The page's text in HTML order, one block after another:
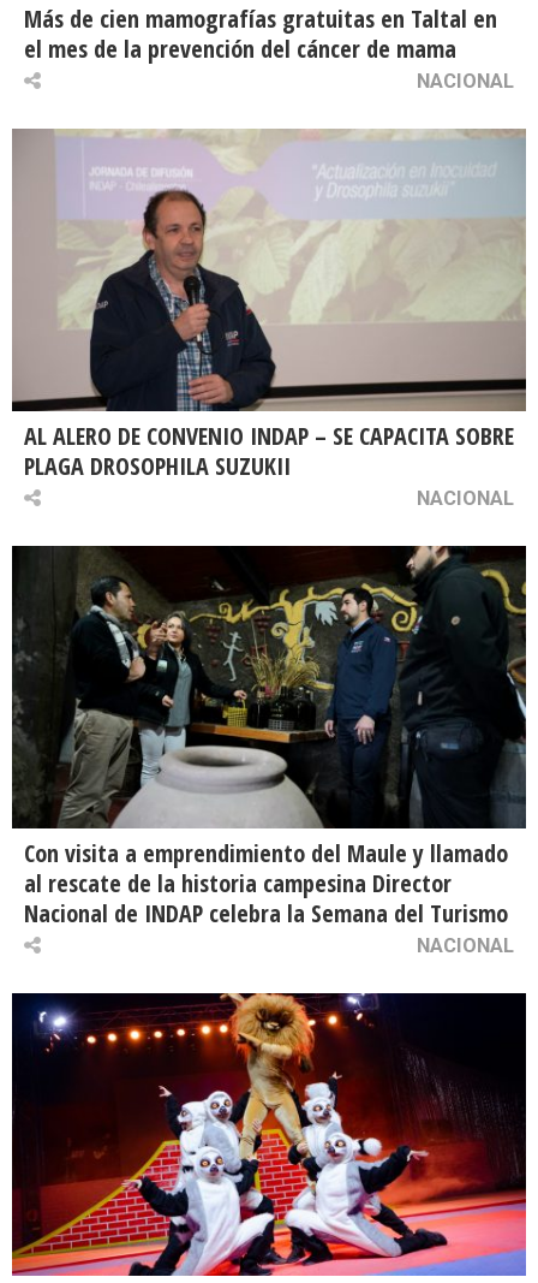
Más de cien mamografías gratuitas en Taltal en
el mes de la prevención del cáncer de mama
NACIONAL
AL ALERO DE CONVENIO INDAP – SE CAPACITA SOBRE
PLAGA DROSOPHILA SUZUKII
NACIONAL
Con visita a emprendimiento del Maule y llamado
al rescate de la historia campesina Director
Nacional de INDAP celebra la Semana del Turismo
NACIONAL